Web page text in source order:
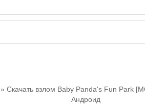
» Скачать взлом Baby Panda's Fun Park
Андроид